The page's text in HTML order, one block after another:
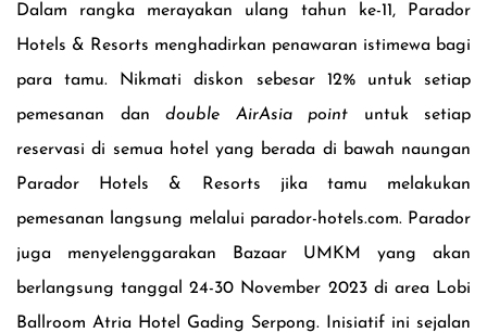
Dalam rangka merayakan ulang tahun ke-11, Parador
Hotels & Resorts menghadirkan penawaran istimewa bagi
para tamu. Nikmati diskon sebesar 12% untuk setiap
pemesanan dan double AirAsia point untuk setiap
reservasi di semua hotel yang berada di bawah naungan
Parador Hotels & Resorts jika tamu melakukan
pemesanan langsung melalui parador-hotels.com. Parador
juga menyelenggarakan Bazaar UMKM yang akan
berlangsung tanggal 24-30 November 2023 di area Lobi
Ballroom Atria Hotel Gading Serpong. Inisiatif ini sejalan